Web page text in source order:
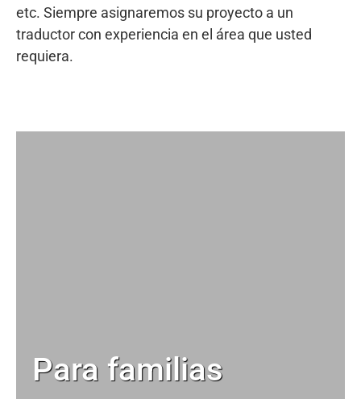
etc. Siempre asignaremos su proyecto a un
traductor con experiencia en el área que usted
requiera.
Para familias